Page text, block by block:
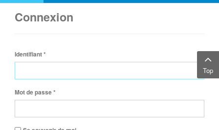
Connexion
Identifiant*
Mot de passe*
Top